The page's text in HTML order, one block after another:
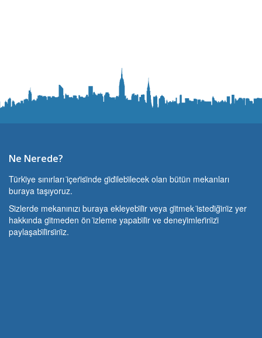
Ne Nerede?
Türki̇ye sınırları i̇çeri̇si̇nde gi̇di̇lebi̇lecek olan bütün mekanları
buraya taşıyoruz.
Si̇zlerde mekanınızı buraya ekleyebi̇li̇r veya gi̇tmek i̇stedi̇ği̇ni̇z yer
hakkında gi̇tmeden ön i̇zleme yapabi̇li̇r ve deneyi̇mleri̇ni̇zi̇
paylaşabi̇li̇rsi̇ni̇z.